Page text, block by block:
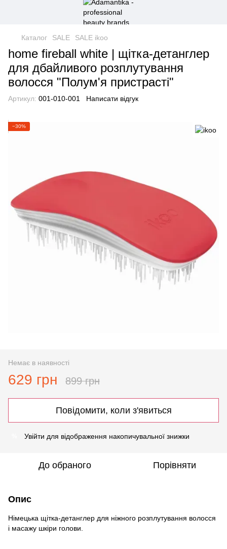
Каталог SALE SALE ikoo
home fireball white | щітка-детанглер
для дбайливого розплутування
волосся "Полум'я пристрасті"
Артикул: 001-010-001 Написати відгук
−30%
Немає в наявності
629 грн 899 грн
Повідомити, коли з'явиться
Увійти для відображення накопичувальної знижки
До обраного Порівняти
Опис
Німецька щітка-детанглер для ніжного розплутування волосся
і масажу шкіри голови.